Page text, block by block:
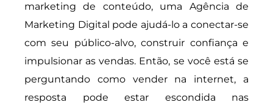
marketing de conteúdo, uma Agência de
Marketing Digital pode ajudá-lo a conectar-se
com seu público-alvo, construir confiança e
impulsionar as vendas. Então, se você está se
perguntando como vender na internet, a
resposta pode estar escondida nas